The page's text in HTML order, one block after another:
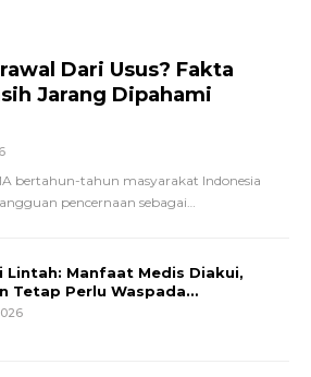
Dari Usus? Fakta
Jarang Dipahami
bertahun-tahun masyarakat Indonesia
pencernaan sebagai…
Lintah: Manfaat Medis Diakui,
Tetap Perlu Waspada…